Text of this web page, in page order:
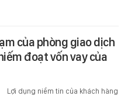
của phòng giao dịch
đoạt vốn vay của
Lợi dụng niềm tin của khách hàng